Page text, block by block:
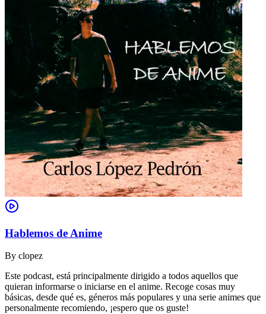
Hablemos de Anime
By clopez
Este podcast, está principalmente dirigido a todos aquellos que
quieran informarse o iniciarse en el anime. Recoge cosas muy
básicas, desde qué es, géneros más populares y una serie animes que
personalmente recomiendo, ¡espero que os guste!